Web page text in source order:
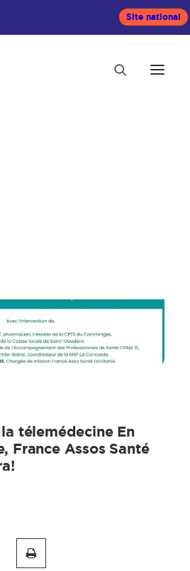
Site national
télemédecine En
France Assos Santé